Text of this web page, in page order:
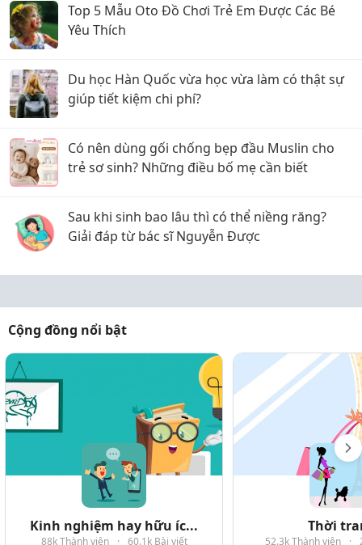
Top 5 Mẫu Oto Đồ Chơi Trẻ Em Được Các Bé
Yêu Thích
Du học Hàn Quốc vừa học vừa làm có thật sự
giúp tiết kiệm chi phí?
Có nên dùng gối chống bẹp đầu Muslin cho
trẻ sơ sinh? Những điều bố mẹ cần biết
Sau khi sinh bao lâu thì có thể niềng răng?
Giải đáp từ bác sĩ Nguyễn Được
Cộng đồng nổi bật
Kinh nghiệm hay hữu íc...
88k Thành viên · 60.1k Bài viết
Thời
52.3k Thành viên ·